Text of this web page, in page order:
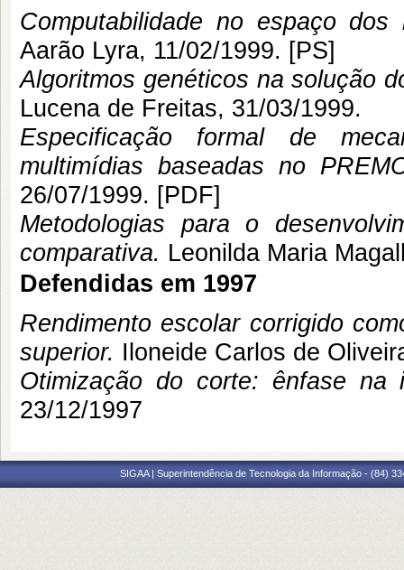
Computabilidade no espaço
Aarão Lyra, 11/02/1999. [PS]
Algoritmos genéticos na solução
Lucena de Freitas, 31/03/1999.
Especificação formal de
multimídias baseadas no
26/07/1999. [PDF]
Metodologias para o
comparativa. Leonilda Maria
Defendidas em 1997
Rendimento escolar corrigido
superior. Iloneide Carlos de
Otimização do corte: ênfase na
23/12/1997
SIGAA | Superintendência de Tecnologia da Informação - (84)